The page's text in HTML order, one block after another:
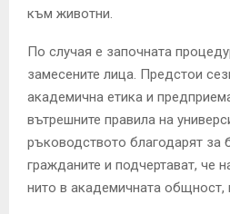
към животни.
По случая е започната
замесените лица. Предстои
академична етика и
вътрешните правила на
ръководството благодарят за
гражданите и подчертават, че
нито в академичната общност,